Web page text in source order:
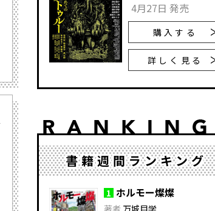
4月27日 発売
購入する
詳しく見る
書籍週間ランキング
1 ホルモー燦燦
著者 万城目学